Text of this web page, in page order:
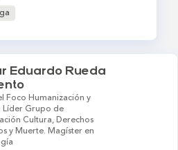
Eduardo Rueda
Foco Humanización y
Líder Grupo de
Cultura, Derechos
y Muerte. Magíster en